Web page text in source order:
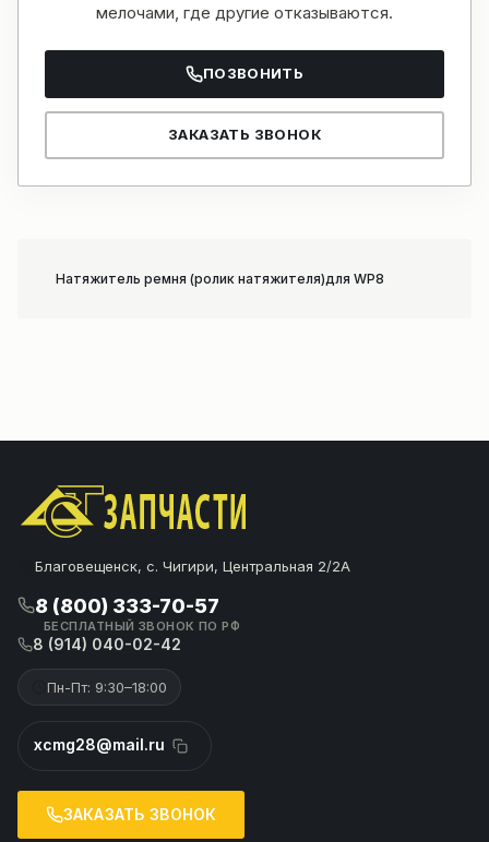
мелочами, где другие отказываются.
ПОЗВОНИТЬ
ЗАКАЗАТЬ ЗВОНОК
Натяжитель ремня (ролик натяжителя)для WP8
Благовещенск, с. Чигири, Центральная 2/2А
8 (800) 333-70-57
БЕСПЛАТНЫЙ ЗВОНОК ПО РФ
8 (914) 040-02-42
Пн-Пт: 9:30–18:00
xcmg28@mail.ru
ЗАКАЗАТЬ ЗВОНОК